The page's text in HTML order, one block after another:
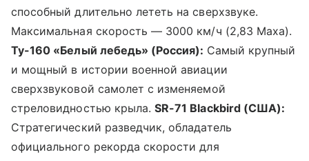
способный длительно лететь на сверхзвуке.
Максимальная скорость — 3000 км/ч (2,83 Маха).
Ту-160 «Белый лебедь» (Россия): Самый крупный
и мощный в истории военной авиации
сверхзвуковой самолет с изменяемой
стреловидностью крыла.SR-71 Blackbird (США):
Стратегический разведчик, обладатель
официального рекорда скорости для